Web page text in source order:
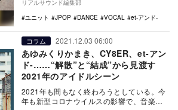
たY…
リアルサウンド編集部
ユニット
JPOP DANCE VOCAL et-アンド-
コラム 2021.12.03 06:00
あゆみくりかまき、CY8ER、et-アン
ド-……“解散”と“結成”から見渡す
2021年のアイドルシーン
2021年も間もなく終わろうとしている。今
年も新型コロナウイルスの影響で、音楽ラ